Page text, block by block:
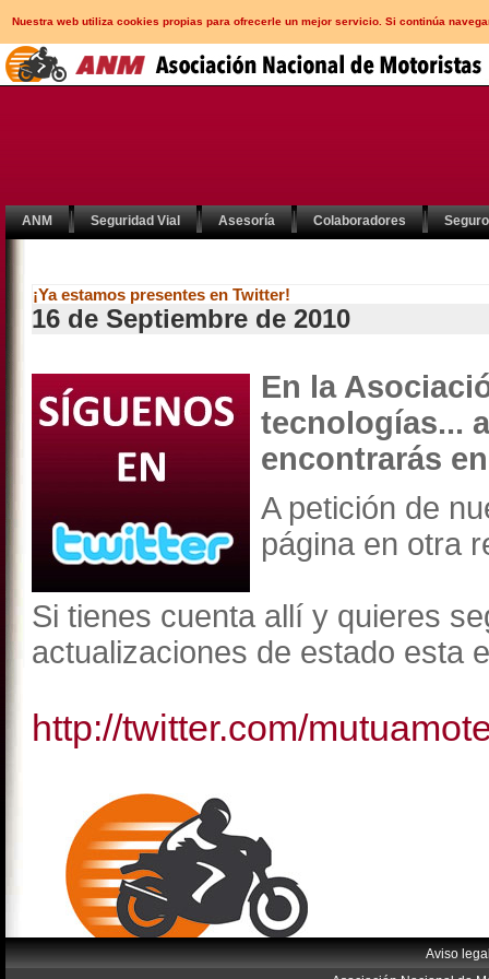
Nuestra web utiliza cookies propias para ofrecerle un mejor servicio. Si continúa
ANM Seguridad Vial Asesoría Colaboradores
¡Ya estamos presentes en Twitter!
16 de Septiembre de 2010
En la
tecnologías...
encontrarás
A petición de
página en otra
Si tienes cuenta allí y quieres
actualizaciones de estado esta
http://twitter.com/
Aviso